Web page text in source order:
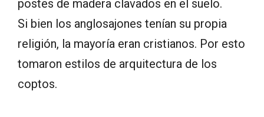
postes de madera clavados en el suelo.
Si bien los anglosajones tenían su propia
religión, la mayoría eran cristianos. Por esto
tomaron estilos de arquitectura de los
coptos.